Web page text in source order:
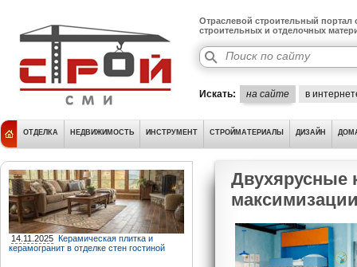
Отраслевой строительный портал
строительных и отделочных
Искать: на сайте в
ОТДЕЛКА НЕДВИЖИМОСТЬ ИНСТРУМЕНТ СТРОЙМАТЕРИАЛЫ ДИЗАЙН
14.11.2025 Керамическая плитка и
керамогранит в отделке стен гостиной
Двухярусные